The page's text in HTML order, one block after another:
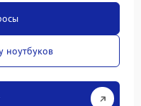
ноутбуков